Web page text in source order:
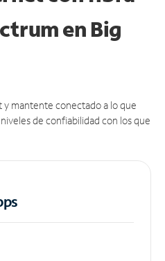
en Big
mantente conectado a lo que
de confiabilidad con los que